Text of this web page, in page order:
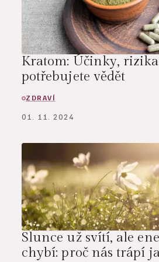
Kratom: Účinky,
potřebujete vědět
ZDRAVÍ
01. 11. 2024
Slunce už svítí, ale
chybí: proč nás trápí